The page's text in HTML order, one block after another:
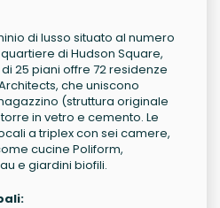
di lusso situato al numero
di Hudson Square,
di 25 piani offre 72 residenze
che uniscono
(struttura originale
in vetro e cemento. Le
a triplex con sei camere,
cucine Poliform,
e giardini biofili.